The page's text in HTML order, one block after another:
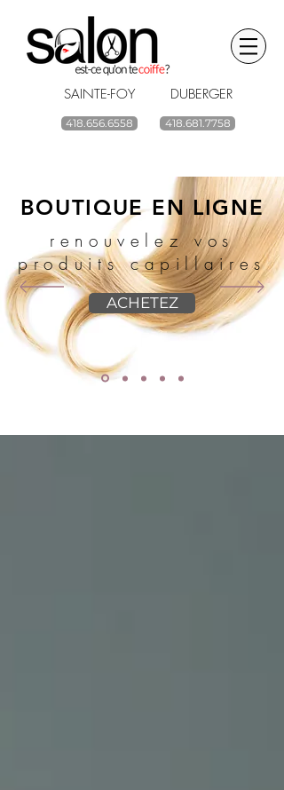
SAINTE-FOY DUBERGER
418.656.6558 418.681.7758
BOUTIQUE EN LIGNE
renouvelez vos
produits capillaires
ACHETEZ